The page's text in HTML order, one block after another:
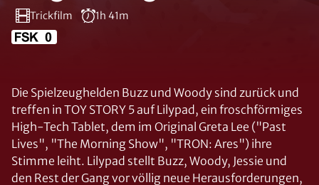
Trickfilm 1h 41m
Die Spielzeughelden Buzz und Woody sind zurück und
treffen in TOY STORY 5 auf Lilypad, ein froschförmiges
High-Tech Tablet, dem im Original Greta Lee ("Past
Lives", "The Morning Show", "TRON: Ares") ihre
Stimme leiht. Lilypad stellt Buzz, Woody, Jessie und
den Rest der Gang vor völlig neue Herausforderungen,